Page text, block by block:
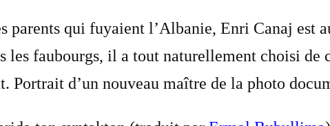
parents qui fuyaient l’Albanie, Enri Canaj est
les faubourgs, il a tout naturellement choisi de
Portrait d’un nouveau maître de la photo